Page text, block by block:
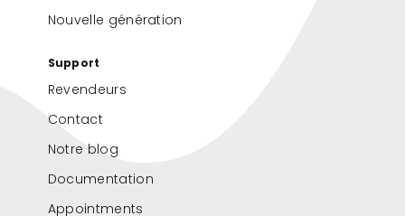
Nouvelle génération
Support
Revendeurs
Contact
Notre blog
Documentation
Appointments